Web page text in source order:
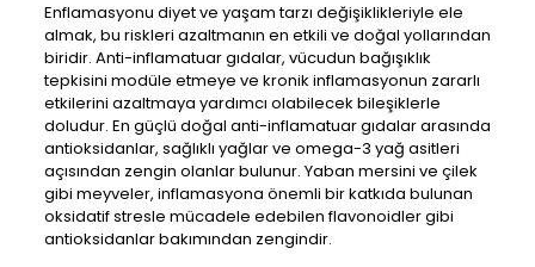
Enflamasyonu diyet ve yaşam tarzı değişiklikleriyle ele
almak, bu riskleri azaltmanın en etkili ve doğal yollarından
biridir. Anti-inflamatuar gıdalar, vücudun bağışıklık
tepkisini modüle etmeye ve kronik inflamasyonun zararlı
etkilerini azaltmaya yardımcı olabilecek bileşiklerle
doludur. En güçlü doğal anti-inflamatuar gıdalar arasında
antioksidanlar, sağlıklı yağlar ve omega-3 yağ asitleri
açısından zengin olanlar bulunur. Yaban mersini ve çilek
gibi meyveler, inflamasyona önemli bir katkıda bulunan
oksidatif stresle mücadele edebilen flavonoidler gibi
antioksidanlar bakımından zengindir.